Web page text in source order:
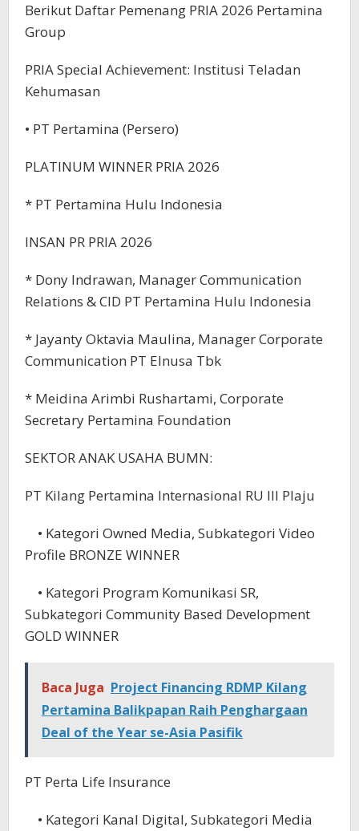
Berikut Daftar Pemenang PRIA 2026 Pertamina
Group
PRIA Special Achievement: Institusi Teladan
Kehumasan
• PT Pertamina (Persero)
PLATINUM WINNER PRIA 2026
* PT Pertamina Hulu Indonesia
INSAN PR PRIA 2026
* Dony Indrawan, Manager Communication
Relations & CID PT Pertamina Hulu Indonesia
* Jayanty Oktavia Maulina, Manager Corporate
Communication PT Elnusa Tbk
* Meidina Arimbi Rushartami, Corporate
Secretary Pertamina Foundation
SEKTOR ANAK USAHA BUMN:
PT Kilang Pertamina Internasional RU III Plaju
• Kategori Owned Media, Subkategori Video
Profile BRONZE WINNER
• Kategori Program Komunikasi SR,
Subkategori Community Based Development
GOLD WINNER
Baca Juga Project Financing RDMP Kilang
Pertamina Balikpapan Raih Penghargaan
Deal of the Year se-Asia Pasifik
PT Perta Life Insurance
• Kategori Kanal Digital, Subkategori Media